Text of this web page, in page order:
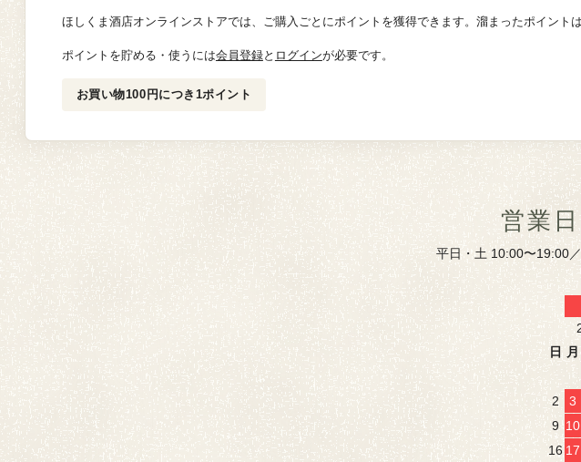
ほしくま酒店オンラインストアでは、ご購入ごとにポイントを獲得できます。溜まったポイント
ポイントを貯める・使うには会員登録と ログインが必要です。
お買い物100円につき1ポイント
営業
平日・土 10:00〜19:00
日
月
2
3
9 10
16 17